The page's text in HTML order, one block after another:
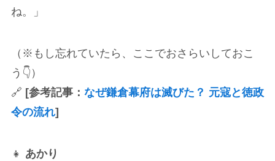
ね。」
（※もし忘れていたら、ここでおさらいしておこ
う👇）
🔗 [参考記事： なぜ鎌倉幕府は滅びた？ 元寇と徳政
令の流れ]
👧 あかり